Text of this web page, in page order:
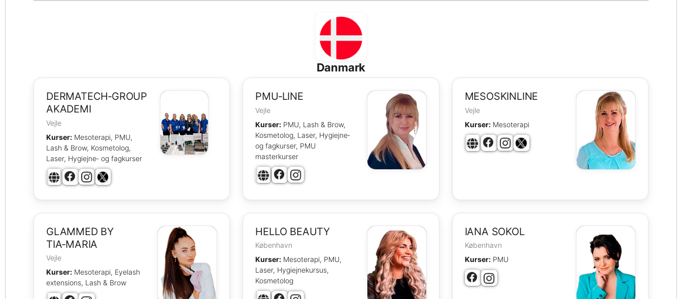
Danmark
DERMATECH‑GROUP
AKADEMI
Vejle
Kurser: Mesoterapi, PMU,
Lash & Brow, Kosmetolog,
Laser, Hygiejne‑ og fagkurser
PMU‑LINE
Vejle
Kurser: PMU, Lash & Brow,
Kosmetolog, Laser, Hygiejne‑
og fagkurser, PMU
masterkurser
MESOSKINLINE
Vejle
Kurser:Mesoterapi
GLAMMED BY
TIA‑MARIA
Vejle
Kurser: Mesoterapi, Eyelash
extensions, Lash & Brow
HELLO BEAUTY
København
Kurser: Mesoterapi, PMU,
Laser, Hygiejnekursus,
Kosmetolog
IANA SOKOL
København
Kurser:PMU